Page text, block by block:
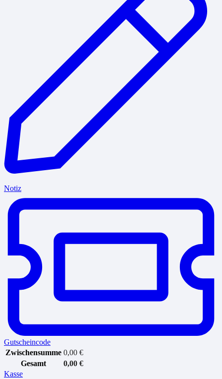
Notiz
Gutscheincode
Zwischensumme 0,00 €
Gesamt
0,00 €
Kasse